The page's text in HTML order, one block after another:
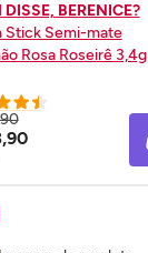
DISSE, BERENICE?
Stick Semi-mate
Rosa Roseirê 3,4g
COMPRE AGORA ❯